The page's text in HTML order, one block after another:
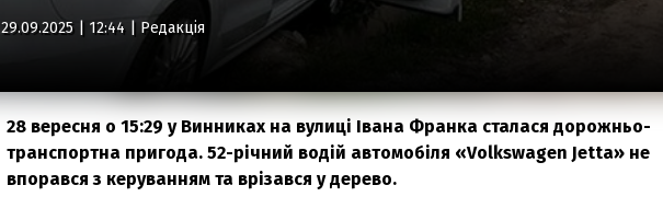
29.09.2025 | 12:44 | Редакція
28 вересня о 15:29 у Винниках на вулиці Івана Франка сталася дорожньо-
транспортна пригода. 52-річний водій автомобіля «Volkswagen Jetta» не
впорався з керуванням та врізався у дерево.